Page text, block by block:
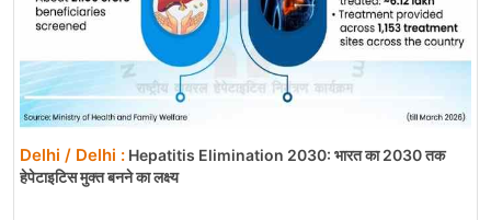
Delhi / Delhi : Hepatitis Elimination 2030: भारत का 2030 तक
हेपेटाइटिस मुक्त बनने का लक्ष्य